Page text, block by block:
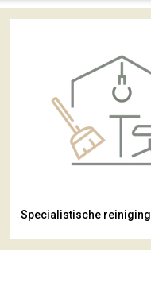
Specialistische reiniging